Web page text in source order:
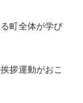
町全体が学び
拶運動がおこ